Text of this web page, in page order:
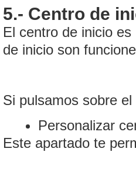
5.- Centro de
El centro de inicio
de inicio son
Si pulsamos sobre
Personalizar
Este apartado te